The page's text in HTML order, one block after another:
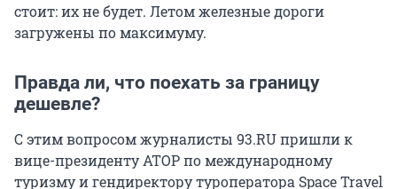
стоит: их не будет. Летом железные дороги
загружены по максимуму.
Правда ли, что поехать за границу
дешевле?
С этим вопросом журналисты 93.RU пришли к
вице-президенту АТОР по международному
туризму и гендиректору туроператора Space Travel